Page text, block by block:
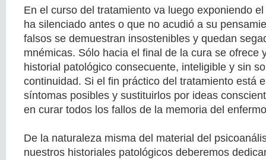
En el curso del tratamiento va luego exponiendo
ha silenciado antes o que no acudió a su
falsos se demuestran insostenibles y quedan
mnémicas. Sólo hacia el final de la cura se ofrece
historial patológico consecuente, inteligible y sin
continuidad. Si el fin práctico del tratamiento está
síntomas posibles y sustituirlos por ideas
en curar todos los fallos de la memoria del
De la naturaleza misma del material del
nuestros historiales patológicos deberemos